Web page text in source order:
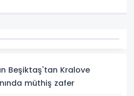
Beşiktaş'tan Kralove
müthiş zafer